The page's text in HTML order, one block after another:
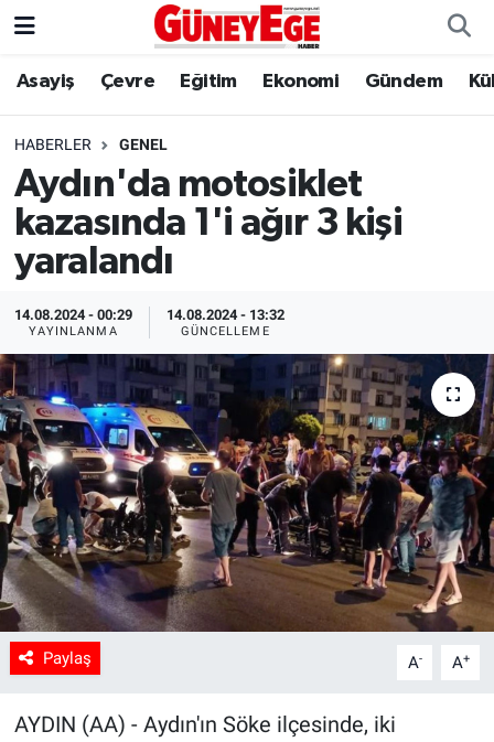
Asayiş Çevre Eğitim Ekonomi Gündem
HABERLER GENEL
Aydın'da motosiklet
kazasında 1'i ağır 3 kişi
yaralandı
14.08.2024 - 00:29
YAYINLANMA
14.08.2024 - 13:32
GÜNCELLEME
Paylaş A- A+
AYDIN (AA) - Aydın'ın Söke ilçesinde, iki
Asayiş
Çevre
Eğitim
Ekonomi
Gündem
Kültür Sanat
Magazin
Politika
Sağlık
Spor
Yaşam
İstanbul Hava Durumu
İstanbul Trafik Yoğunluk Haritası
Süper Lig Puan Durumu ve Fikstür
Tüm Manşetler
Son Dakika Haberleri
Haber Arşivi